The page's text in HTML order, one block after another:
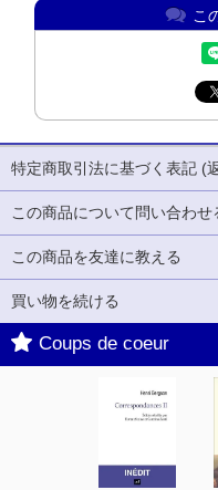
こ
特定商取引法に基づく表記 (
この商品について問い合わせ
この商品を友達に教える
買い物を続ける
Coups de coeur